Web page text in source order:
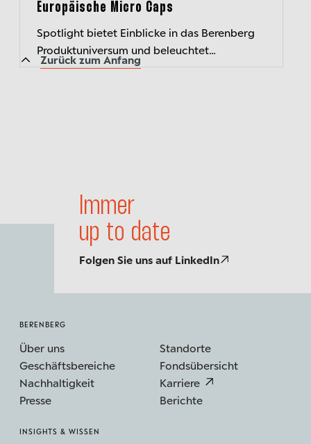
Europäische Micro Caps
Spotlight bietet Einblicke in das Berenberg
Produktuniversum und beleuchtet
Schlüsselthemen im Zusammenhang mit
Immer
up to date
Folgen Sie uns auf LinkedIn
Zurück zum Anfang
BERENBERG
Über uns
Standorte
Geschäftsbereiche
Fondsübersicht
Nachhaltigkeit
Karriere
Presse
Berichte
INSIGHTS & WISSEN